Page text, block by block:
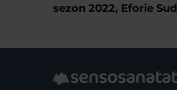
sezon 2022, Eforie Sud